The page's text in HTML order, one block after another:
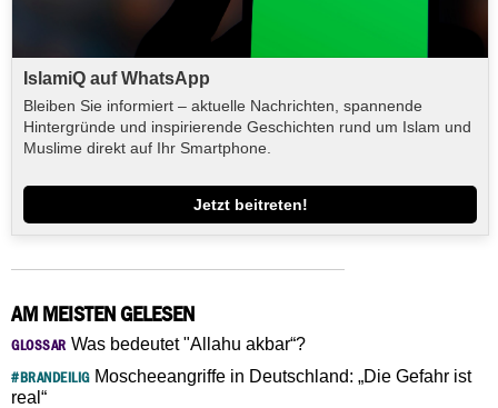
IslamiQ auf WhatsApp
Bleiben Sie informiert – aktuelle Nachrichten, spannende
Hintergründe und inspirierende Geschichten rund um Islam und
Muslime direkt auf Ihr Smartphone.
Jetzt beitreten!
AM MEISTEN GELESEN
GLOSSAR Was bedeutet "Allahu akbar“?
#BRANDEILIGMoscheeangriffe in Deutschland: „Die Gefahr ist
real“